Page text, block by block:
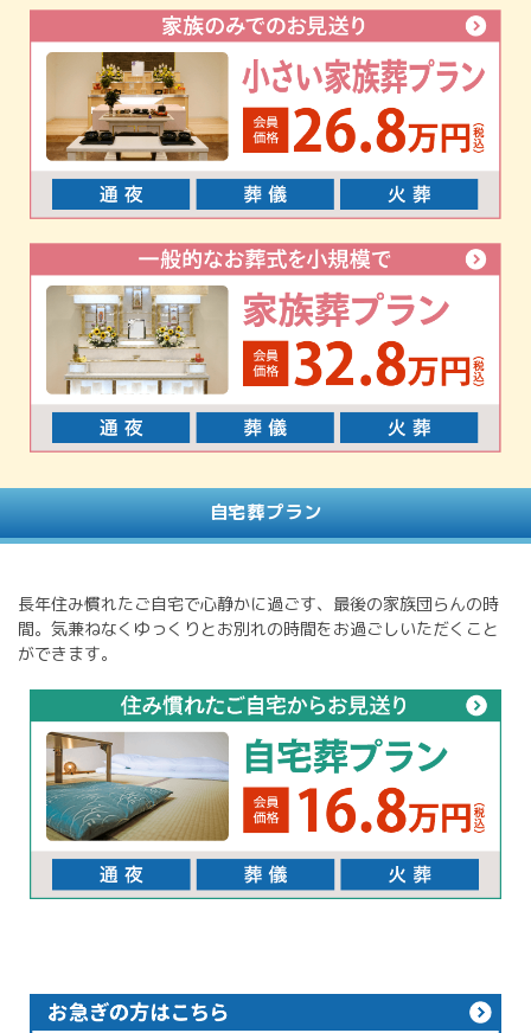
自宅葬プラン
長年住み慣れたご自宅で心静かに過ごす、最後の家族団らんの時
間。気兼ねなくゆっくりとお別れの時間をお過ごしいただくこと
ができます。